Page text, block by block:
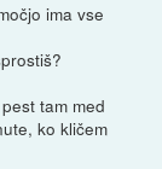
ima vse
tam med
ko kličem